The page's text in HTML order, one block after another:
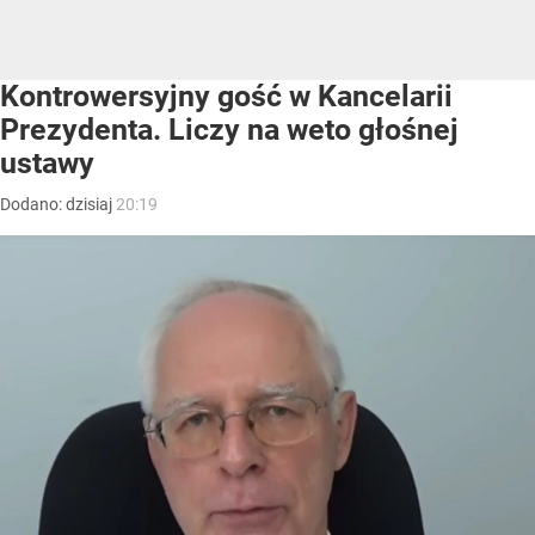
Kontrowersyjny gość w Kancelarii
Prezydenta. Liczy na weto głośnej
ustawy
Dodano:dzisiaj 20:19